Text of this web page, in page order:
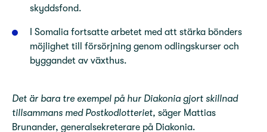
skyddsfond.
I Somalia fortsatte arbetet med att stärka bönders
möjlighet till försörjning genom odlingskurser och
byggandet av växthus.
Det är bara tre exempel på hur Diakonia gjort skillnad
tillsammans med Postkodlotteriet, säger Mattias
Brunander, generalsekreterare på Diakonia.